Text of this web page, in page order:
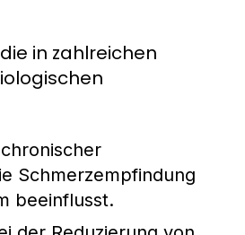
in zahlreichen
Schmerzempfindung
beeinflusst.